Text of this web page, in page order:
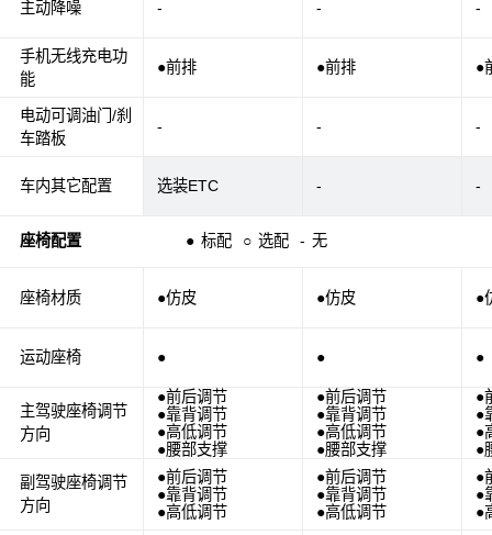
主动降噪
手机无线充电功
能
电动可调油门/刹
车踏板
车内其它配置
座椅配置 ● 标配 ○ 选配 - 无
座椅材质
运动座椅
主驾驶座椅调节
方向
副驾驶座椅调节
方向
- - -
●前排 ●前排 ●
- - -
选装ETC - -
●仿皮 ●仿皮 ●
● ● ●
●前后调节
●靠背调节
●高低调节
●腰部支撑
●前后调节
●靠背调节
●高低调节
●腰部支撑
●
●
●
●
●前后调节
●靠背调节
●高低调节
●前后调节
●靠背调节
●高低调节
●
●
●